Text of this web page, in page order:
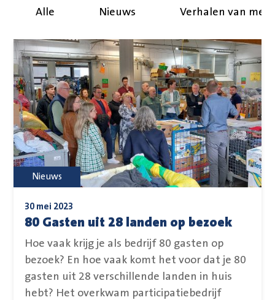
Alle Nieuws Verhalen van
80 Gasten uit 28 landen op bezoek
30 mei 2023
Hoe vaak krijg je als bedrijf 80 gasten op
bezoek? En hoe vaak komt het voor dat je 80
gasten uit 28 verschillende landen in huis
hebt? Het overkwam participatiebedrijf
Nieuws